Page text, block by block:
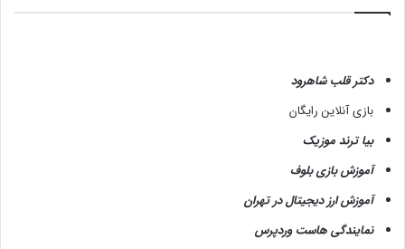
دکتر قلب شاهرود
بازی آنلاین رایگان
بیا ترند موزیک
آموزش بازی بلوف
آموزش ارز دیجیتال در تهران
نمایندگی هاست وردپرس